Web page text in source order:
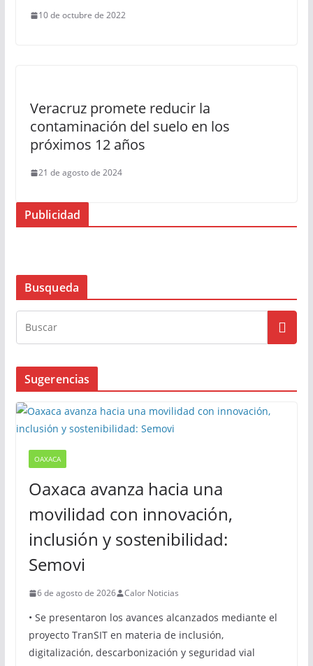
10 de octubre de 2022
Veracruz promete reducir la
contaminación del suelo en los
próximos 12 años
21 de agosto de 2024
Publicidad
Busqueda
Sugerencias
OAXACA
Oaxaca avanza hacia una
movilidad con innovación,
inclusión y sostenibilidad:
Semovi
6 de agosto de 2026 Calor Noticias
• Se presentaron los avances alcanzados mediante el
proyecto TranSIT en materia de inclusión,
digitalización, descarbonización y seguridad vial